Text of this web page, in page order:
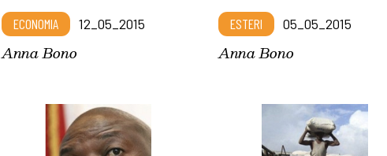
ECONOMIA 12_05_2015
Anna Bono
ESTERI 05_05_2015
Anna Bono